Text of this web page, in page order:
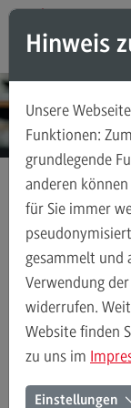
Direkt zum Inhalt
Direkt zum
Direkt zum Footer
Accounting,
Accounting,
Kontakt
Advanced
Advanced
Kontakt
Der
Hinweis
Unsere
Funktionen:
grundlegende
anderen
für Sie immer
gesammelt und
Verwendung
widerrufen.
Website finden
zu uns im
Einstellungen